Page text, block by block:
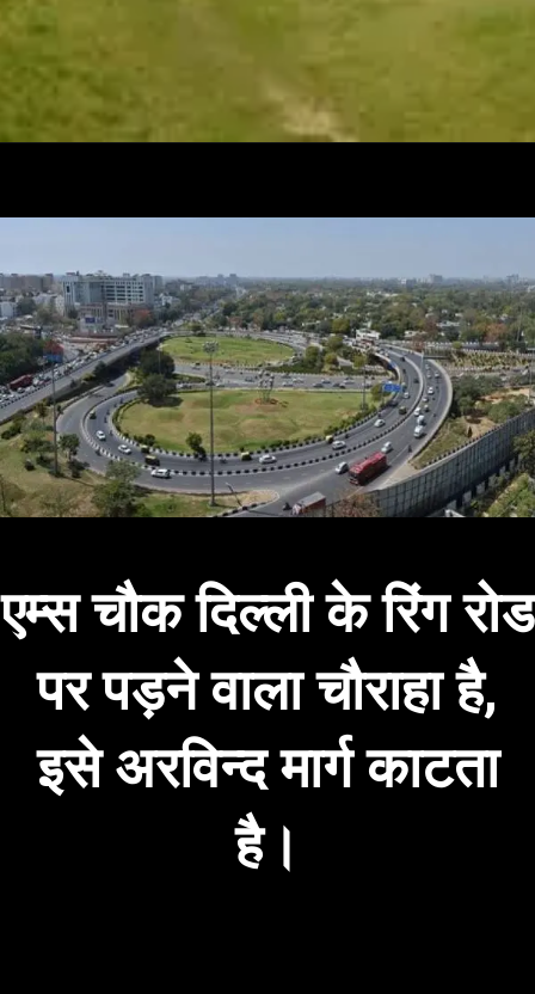
एम्स चौक दिल्ली के रिंग रोड
पर पड़ने वाला चौराहा है,
इसे अरविन्द मार्ग काटता
है।